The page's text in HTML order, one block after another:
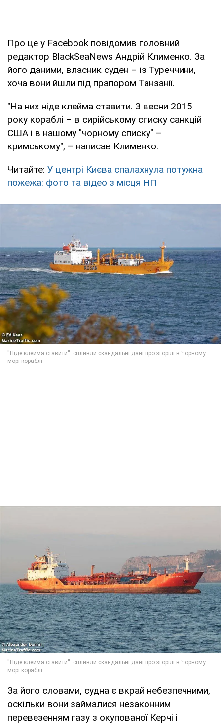
Про це у Facebook повідомив головний
редактор BlackSeaNews Андрій Клименко. За
його даними, власник суден – із Туреччини,
хоча вони йшли під прапором Танзанії.
"На них ніде клейма ставити. З весни 2015
року кораблі – в сирійському списку санкцій
США і в нашому "чорному списку" –
кримському", – написав Клименко.
Читайте: У центрі Києва спалахнула потужна
пожежа: фото та відео з місця НП
За його словами, судна є вкрай небезпечними,
оскільки вони займалися незаконним
перевезенням газу з окупованої Керчі і